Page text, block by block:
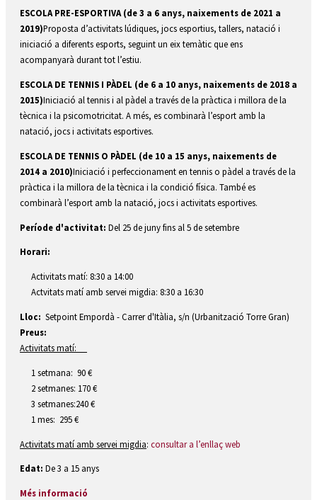
ESCOLA PRE-ESPORTIVA (de 3 a 6 anys, naixements de 2021 a
2019)Proposta d’activitats lúdiques, jocs esportius, tallers, natació i
iniciació a diferents esports, seguint un eix temàtic que ens
acompanyarà durant tot l’estiu.
ESCOLA DE TENNIS I PÀDEL (de 6 a 10 anys, naixements de 2018 a
2015)Iniciació al tennis i al pàdel a través de la pràctica i millora de la
tècnica i la psicomotricitat. A més, es combinarà l’esport amb la
natació, jocs i activitats esportives.
ESCOLA DE TENNIS O PÀDEL (de 10 a 15 anys, naixements de
2014 a 2010)Iniciació i perfeccionament en tennis o pàdel a través de la
pràctica i la millora de la tècnica i la condició física. També es
combinarà l’esport amb la natació, jocs i activitats esportives.
Període d'activitat: Del 25 de juny fins al 5 de setembre
Horari:
Activitats matí: 8:30 a 14:00
Actvitats matí amb servei migdia: 8:30 a 16:30
Lloc: Setpoint Empordà - Carrer d'Itàlia, s/n (Urbanització Torre Gran)
Preus:
Activitats matí:
1 setmana: 90 €
2 setmanes: 170 €
3 setmanes:240 €
1 mes: 295 €
Activitats matí amb servei migdia: consultar a l’enllaç web
Edat: De 3 a 15 anys
Més informació